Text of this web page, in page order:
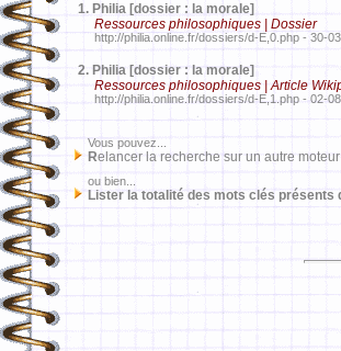
1. Philia [dossier : la morale]
Ressources philosophiques | Dossier
http://philia.online.fr/dossiers/d-E,0.php - 30-
2. Philia [dossier : la morale]
Ressources philosophiques | Article
http://philia.online.fr/dossiers/d-E,1.php - 02-
Vous pouvez...
Relancer la recherche sur un autre
ou bien...
Lister la totalité des mots clés présents